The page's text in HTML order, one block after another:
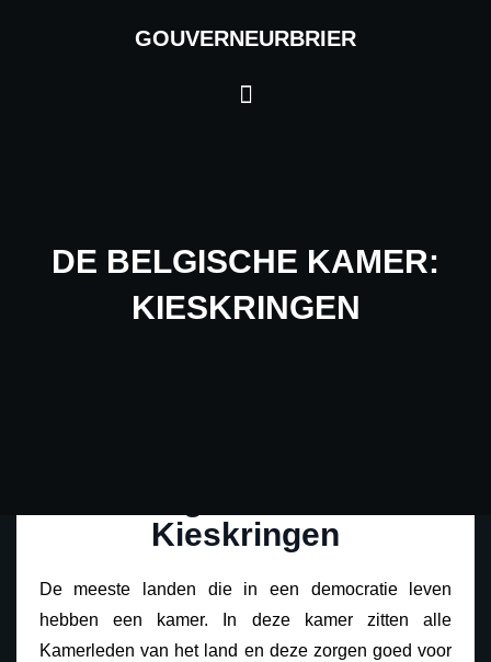
GOUVERNEURBRIER
Menu
DE BELGISCHE KAMER:
KIESKRINGEN
Kieskringen
De meeste landen die in een democratie leven
hebben een kamer. In deze kamer zitten alle
Kamerleden van het land en deze zorgen goed voor